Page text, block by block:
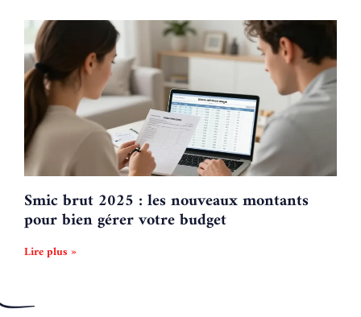
Smic brut 2025 : les nouveaux montants
pour bien gérer votre budget
Lire plus »